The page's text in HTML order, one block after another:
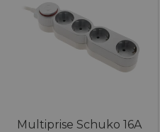
Multiprise Schuko 16A